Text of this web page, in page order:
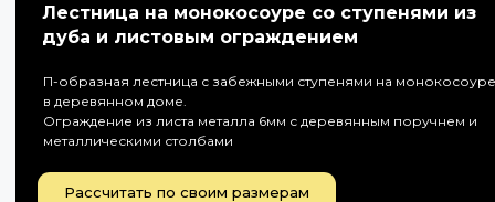
Лестница на монокосоуре со ступенями из
дуба и листовым ограждением
П-образная лестница с забежными ступенями на монокосоуре
в деревянном доме.
Ограждение из листа металла 6мм с деревянным поручнем и
металлическими столбами
Рассчитать по своим размерам